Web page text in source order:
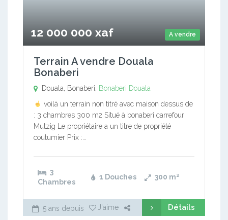
A vendre
12 000 000 xaf
Terrain A vendre Douala
Bonaberi
Douala, Bonaberi, Bonaberi Douala
voilà un terrain non titré avec maison dessus de
: 3 chambres 300 m2 Situé à bonaberi carrefour
Mutzig Le propriétaire a un titre de propriété
coutumier Prix :…
3
Chambres
1 Douches 300 m²
5 ans depuis J'aime Détails